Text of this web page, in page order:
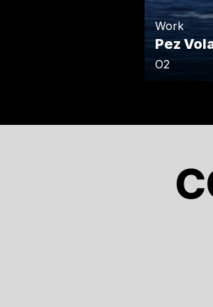
Work
Pez
O2